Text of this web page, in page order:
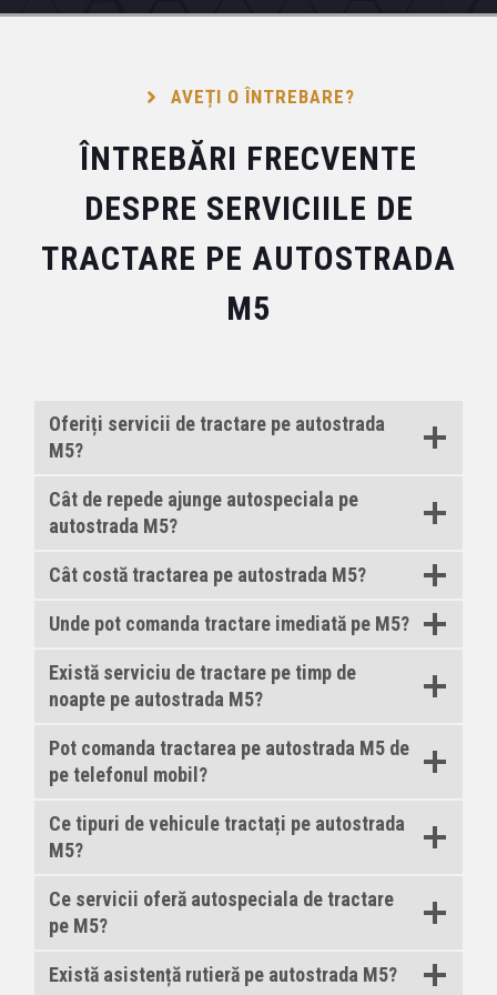
AVEȚI O ÎNTREBARE?
ÎNTREBĂRI FRECVENTE
DESPRE SERVICIILE DE
TRACTARE PE AUTOSTRADA
M5
Oferiți servicii de tractare pe autostrada
M5?
Cât de repede ajunge autospeciala pe
autostrada M5?
Cât costă tractarea pe autostrada M5?
Unde pot comanda tractare imediată pe M5?
Există serviciu de tractare pe timp de
noapte pe autostrada M5?
Pot comanda tractarea pe autostrada M5 de
pe telefonul mobil?
Ce tipuri de vehicule tractați pe autostrada
M5?
Ce servicii oferă autospeciala de tractare
pe M5?
Există asistență rutieră pe autostrada M5?